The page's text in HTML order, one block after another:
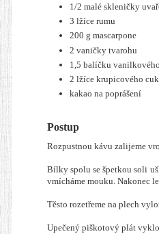
1/2 malé skleničky
3 lžíce rumu
200 g mascarpone
2 vaničky tvarohu
1,5 balíčku
2 lžíce krupicového
kakao na poprášení
Postup
Rozpustnou kávu zalijeme
Bílky spolu se špetkou soli
vmícháme mouku. Nakonec
Těsto rozetřeme na plech
Upečený piškotový plát